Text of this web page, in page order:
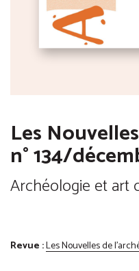
Les
n° 134/
Archéologie et art
Revue :Les Nouvelles de